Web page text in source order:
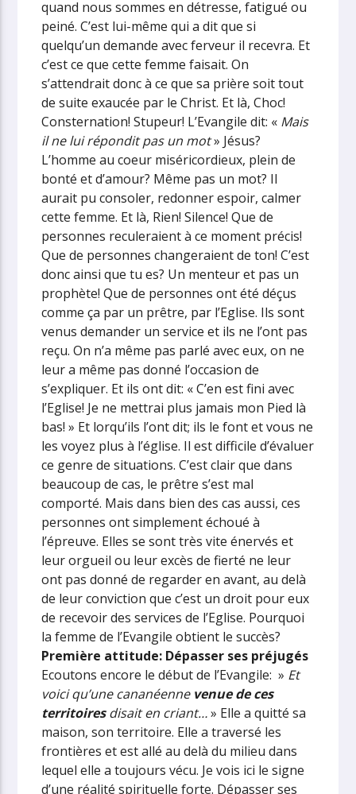
quand nous sommes en détresse, fatigué ou
peiné. C’est lui-même qui a dit que si
quelqu’un demande avec ferveur il recevra. Et
c’est ce que cette femme faisait. On
s’attendrait donc à ce que sa prière soit tout
de suite exaucée par le Christ. Et là, Choc!
Consternation! Stupeur! L’Evangile dit: « Mais
il ne lui répondit pas un mot» Jésus?
L’homme au coeur miséricordieux, plein de
bonté et d’amour? Même pas un mot? Il
aurait pu consoler, redonner espoir, calmer
cette femme. Et là, Rien! Silence!Que de
personnes reculeraient à ce moment précis!
Que de personnes changeraient de ton! C’est
donc ainsi que tu es? Un menteur et pas un
prophète! Que de personnes ont été déçus
comme ça par un prêtre, par l’Eglise. Ils sont
venus demander un service et ils ne l’ont pas
reçu. On n’a même pas parlé avec eux, on ne
leur a même pas donné l’occasion de
s’expliquer. Et ils ont dit: « C’en est fini avec
l’Eglise! Je ne mettrai plus jamais mon Pied là
bas! » Et lorqu’ils l’ont dit; ils le font et vous ne
les voyez plus à l’église. Il est difficile d’évaluer
ce genre de situations. C’est clair que dans
beaucoup de cas, le prêtre s’est mal
comporté. Mais dans bien des cas aussi, ces
personnes ont simplement échoué à
l’épreuve. Elles se sont très vite énervés et
leur orgueil ou leur excès de fierté ne leur
ont pas donné de regarder en avant, au delà
de leur conviction que c’est un droit pour eux
de recevoir des services de l’Eglise. Pourquoi
la femme de l’Evangile obtient le succès?
Première attitude: Dépasser ses préjugés
Ecoutons encore le début de l’Evangile: » Et
voici qu’une cananéenne venue de ces
territoiresdisait en criant…» Elle a quitté sa
maison, son territoire. Elle a traversé les
frontières et est allé au delà du milieu dans
lequel elle a toujours vécu. Je vois ici le signe
d’une réalité spirituelle forte. Dépasser ses